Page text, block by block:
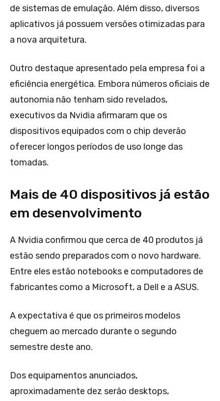
de sistemas de emulação. Além disso, diversos
aplicativos já possuem versões otimizadas para
a nova arquitetura.
Outro destaque apresentado pela empresa foi a
eficiência energética. Embora números oficiais de
autonomia não tenham sido revelados,
executivos da Nvidia afirmaram que os
dispositivos equipados com o chip deverão
oferecer longos períodos de uso longe das
tomadas.
Mais de 40 dispositivos já estão
em desenvolvimento
A Nvidia confirmou que cerca de 40 produtos já
estão sendo preparados com o novo hardware.
Entre eles estão notebooks e computadores de
fabricantes como a Microsoft, a Dell e a ASUS.
A expectativa é que os primeiros modelos
cheguem ao mercado durante o segundo
semestre deste ano.
Dos equipamentos anunciados,
aproximadamente dez serão desktops,